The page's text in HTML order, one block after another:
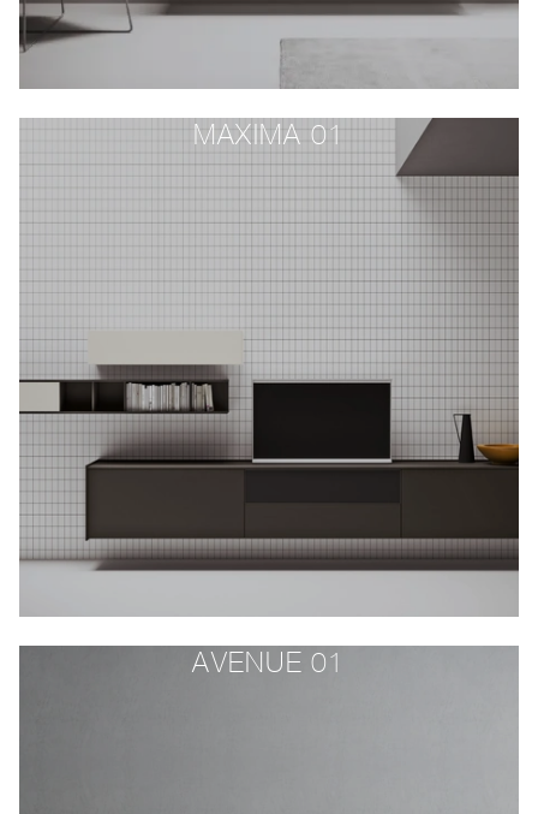
MAXIMA 01
AVENUE 01